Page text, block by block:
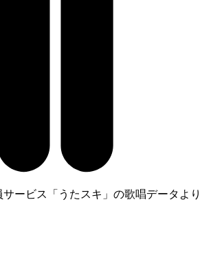
ービス「うたスキ」の歌唱データより